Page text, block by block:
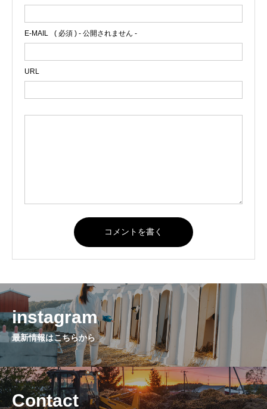
E-MAIL ( 必須 ) - 公開されません -
URL
instagram
最新情報はこちらから
Contact